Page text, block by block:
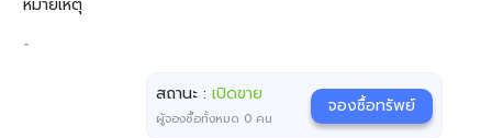
หมายเหตุ
-
สถานะ :เปิดขาย
ผู้จองซื้อทั้งหมด 0 คน
จองซื้อทรัพย์